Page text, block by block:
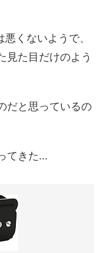
くないようで、
見た目だけのよう
だと思っているの
てきた…